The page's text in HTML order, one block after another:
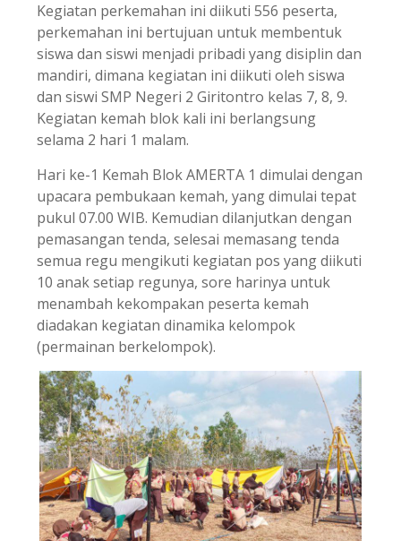
Kegiatan perkemahan ini diikuti 556 peserta,
perkemahan ini bertujuan untuk membentuk
siswa dan siswi menjadi pribadi yang disiplin dan
mandiri, dimana kegiatan ini diikuti oleh siswa
dan siswi SMP Negeri 2 Giritontro kelas 7, 8, 9.
Kegiatan kemah blok kali ini berlangsung
selama 2 hari 1 malam.
Hari ke-1 Kemah Blok AMERTA 1 dimulai dengan
upacara pembukaan kemah, yang dimulai tepat
pukul 07.00 WIB. Kemudian dilanjutkan dengan
pemasangan tenda, selesai memasang tenda
semua regu mengikuti kegiatan pos yang diikuti
10 anak setiap regunya, sore harinya untuk
menambah kekompakan peserta kemah
diadakan kegiatan dinamika kelompok
(permainan berkelompok).